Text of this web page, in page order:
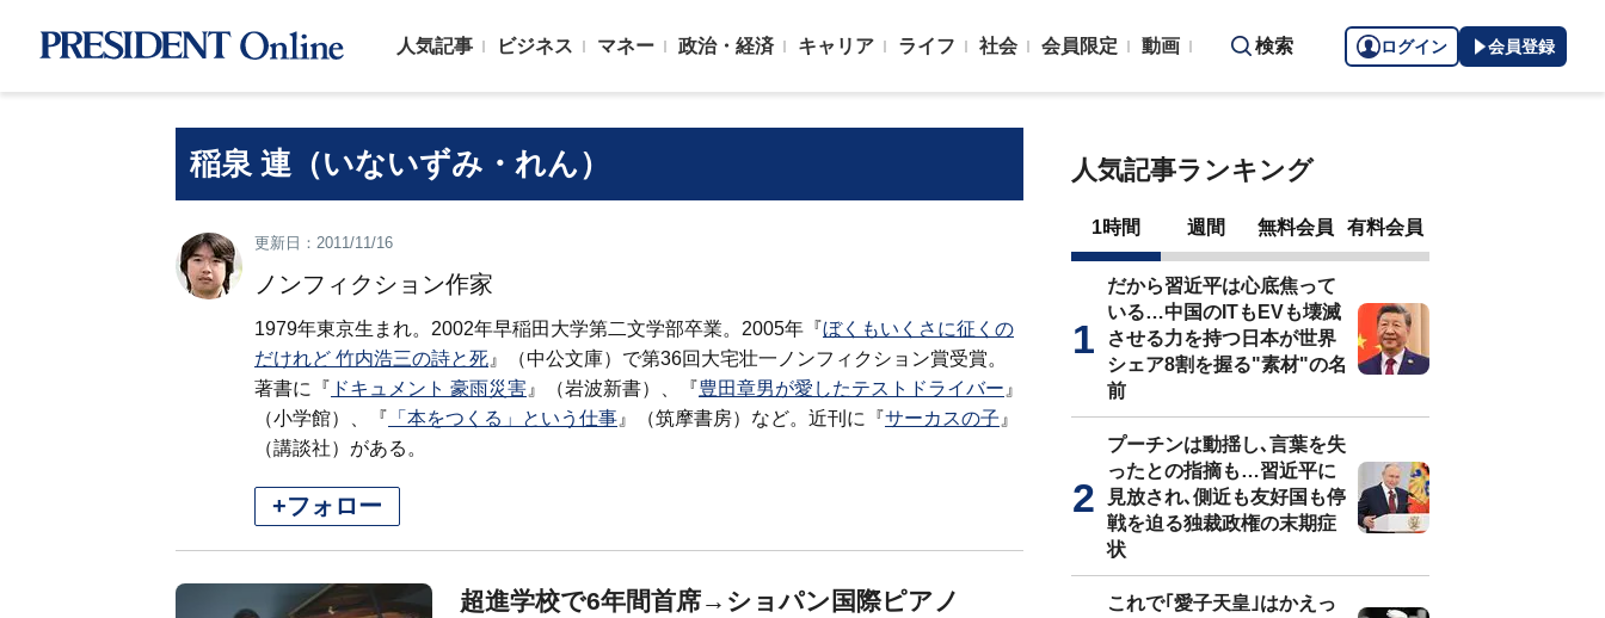
人気記事 ビジネス マネー 政治・経済 キャリア ライフ 社会 会員限定 動画 検索 ログイン 会員登録
稲泉 連（いないずみ・れん）
更新日：2011/11/16
ノンフィクション作家
1979年東京生まれ。2002年早稲田大学第二文学部卒業。2005年『ぼくもいくさに征くの
だけれど 竹内浩三の詩と死 』（中公文庫）で第36回大宅壮一ノンフィクション賞受賞。
著書に『 ドキュメント 豪雨災害 』（岩波新書）、『豊田章男が愛したテストドライバー 』
（小学館）、『 「本をつくる」という仕事 』（筑摩書房）など。近刊に『サーカスの子 』
（講談社）がある。
+フォロー
超進学校で6年間首席→ショパン国際ピアノ
人気記事ランキング
1時間 週間 無料会員 有料会員
だから習近平は心底焦って
いる…中国のITもEVも壊滅
させる力を持つ日本が世界
シェア8割を握る"素材"の名
前
プーチンは動揺し､言葉を失
ったとの指摘も…習近平に
見放され､側近も友好国も停
戦を迫る独裁政権の末期症
状
これで｢愛子天皇｣はかえっ